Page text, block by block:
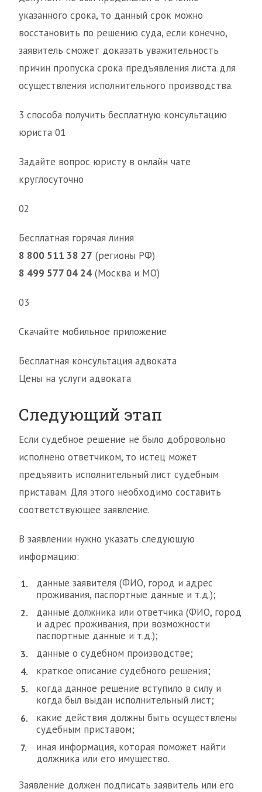
указанного срока, то данный срок можно
восстановить по решению суда, если конечно,
заявитель сможет доказать уважительность
причин пропуска срока предъявления листа для
осуществления исполнительного производства.
3 способа получить бесплатную консультацию
юриста 01
Задайте вопрос юристу в онлайн чате
круглосуточно
02
Бесплатная горячая линия
8 800 511 38 27 (регионы РФ)
8 499 577 04 24 (Москва и МО)
03
Скачайте мобильное приложение
Бесплатная консультация адвоката
Цены на услуги адвоката
Следующий этап
Если судебное решение не было добровольно
исполнено ответчиком, то истец может
предъявить исполнительный лист судебным
приставам. Для этого необходимо составить
соответствующее заявление.
В заявлении нужно указать следующую
информацию:
данные заявителя (ФИО, город и адрес
проживания, паспортные данные и т.д.);
данные должника или ответчика (ФИО, город
и адрес проживания, при возможности
паспортные данные и т.д.);
данные о судебном производстве;
краткое описание судебного решения;
когда данное решение вступило в силу и
когда был выдан исполнительный лист;
какие действия должны быть осуществлены
судебным приставом;
иная информация, которая поможет найти
должника или его имущество.
Заявление должен подписать заявитель или его